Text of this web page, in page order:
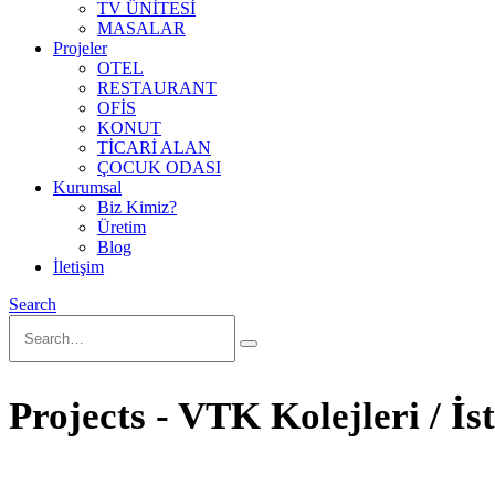
TV ÜNİTESİ
MASALAR
Projeler
OTEL
RESTAURANT
OFİS
KONUT
TİCARİ ALAN
ÇOCUK ODASI
Kurumsal
Biz Kimiz?
Üretim
Blog
İletişim
Search
Projects - VTK Kolejleri /